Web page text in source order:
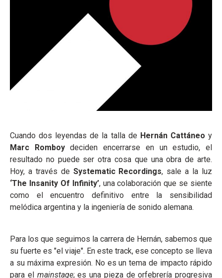
Cuando dos leyendas de la talla de Hernán Cattáneo y
Marc Romboydeciden encerrarse en un estudio, el
resultado no puede ser otra cosa que una obra de arte.
Hoy, a través de Systematic Recordings, sale a la luz
‘The Insanity Of Infinity’, una colaboración que se siente
como el encuentro definitivo entre la sensibilidad
melódica argentina y la ingeniería de sonido alemana.
Para los que seguimos la carrera de Hernán, sabemos que
su fuerte es "el viaje". En este track, ese concepto se lleva
a su máxima expresión. No es un tema de impacto rápido
para el mainstage; es una pieza de orfebrería progresiva